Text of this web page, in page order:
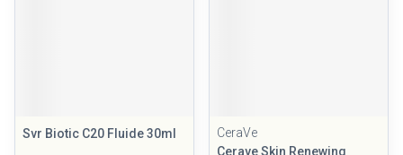
Svr Biotic C20 Fluide 30ml
CeraVe
Cerave Skin Renewing